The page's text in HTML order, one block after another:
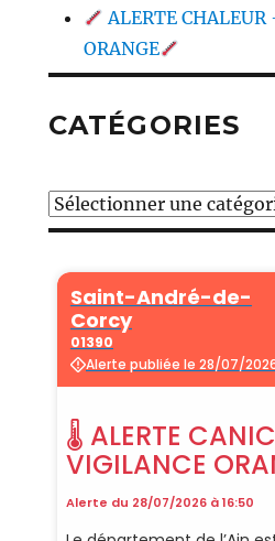
ALERTE
ORANGE
CATÉGORIES
Catégories